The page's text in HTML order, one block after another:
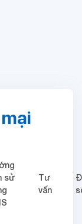
sử
Tư
vấn